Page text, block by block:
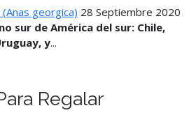
georgica) 28 Septiembre 2020
sur de América del sur: Chile,
y...
Regalar